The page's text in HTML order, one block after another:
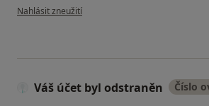
podle názoru uživatele M.M.
Nahlásit zneužití
Váš účet byl odstraněn Číslo